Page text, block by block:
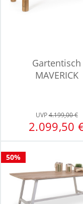
Gartentisch
MAVERICK
UVP4.199,00 €
2.099,50
50%